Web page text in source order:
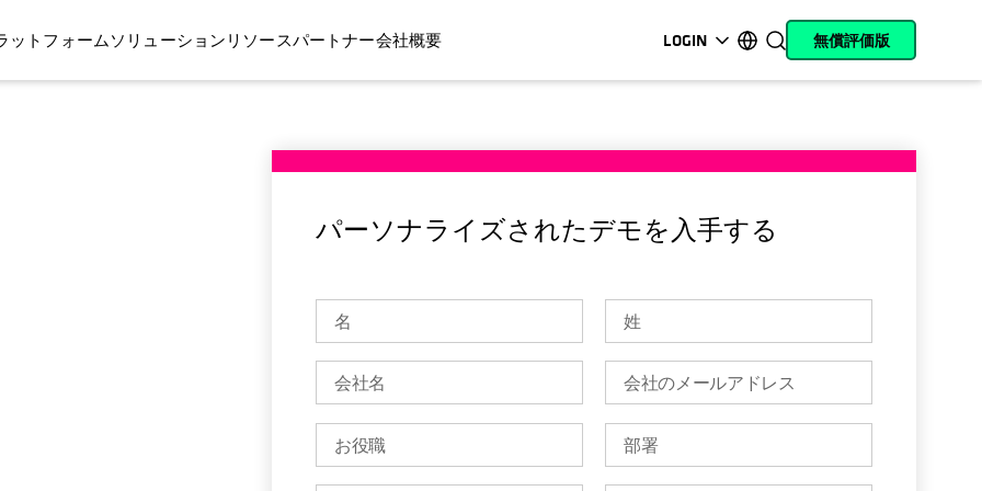
ットフォームソリューションリソースパートナー会社概要 LOGIN
新しいタブで開く
Helios
新しいタブで開く
新しいタブで開く
サポート
新しいタブで開く
ュメント
新しいタブで開く
アカデミー
新しいタブで開く
Cohesity
Community
新しいタブで開く
パートナー
新しいタブで開く
English (U.S.)
Français (France)
Español (Spain)
無償評価版
パーソナライズされたデモを入手する